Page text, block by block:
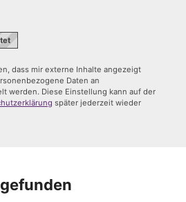
dass mir externe Inhalte angezeigt
Daten an
werden. Diese Einstellung kann auf der
später jederzeit wieder